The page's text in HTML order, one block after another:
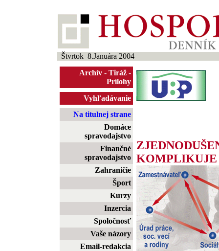
Štvrtok 8.Januára 2004
Archív - Tiráž -
Prílohy
Vyhľadávanie
Na titulnej strane
Domáce
spravodajstvo
Finančné
spravodajstvo
Zahraničie
Šport
Kurzy
Inzercia
Spoločnosť
Vaše názory
Email-redakcia
KOMPLIKUJE